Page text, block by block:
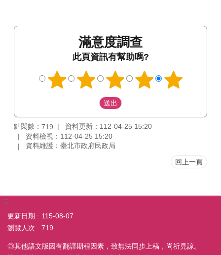
滿意度調查
此頁資訊有幫助嗎?
點閱數： 719
資料更新：112-04-25 15:20
資料檢視：112-04-25 15:20
資料維護：臺北市政府民政局
回上一頁
:::
更新日期
115-08-07
瀏覽人次
719
◎其他語文版因有翻譯期程因素，致無法同步上稿，尚祈見諒。